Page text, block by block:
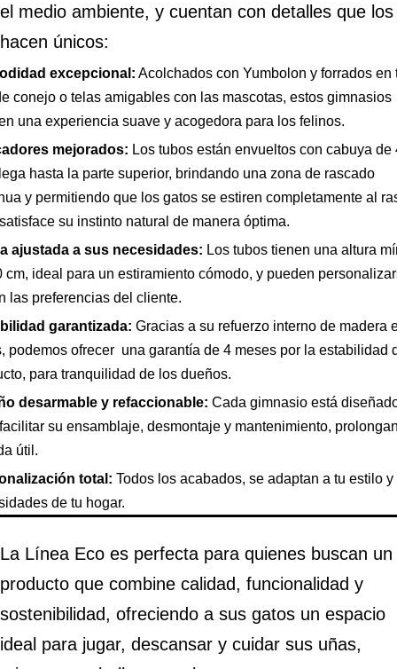
el medio ambiente, y cuentan con detalles que los
hacen únicos:
excepcional: Acolchados con Yumbolon y forrados en
conejo o telas amigables con las mascotas, estos gimnasios
una experiencia suave y acogedora para los felinos.
mejorados: Los tubos están envueltos con cabuya de
hasta la parte superior, brindando una zona de rascado
y permitiendo que los gatos se estiren completamente al
su instinto natural de manera óptima.
ajustada a sus necesidades: Los tubos tienen una altura
cm, ideal para un estiramiento cómodo, y pueden
las preferencias del cliente.
garantizada: Gracias a su refuerzo interno de madera
podemos ofrecer una garantía de 4 meses por la estabilidad
para tranquilidad de los dueños.
desarmable y refaccionable: Cada gimnasio está
su ensamblaje, desmontaje y mantenimiento,
útil.
total: Todos los acabados, se adaptan a tu estilo y
de tu hogar.
La Línea Eco es perfecta para quienes buscan un
producto que combine calidad, funcionalidad y
sostenibilidad, ofreciendo a sus gatos un espacio
ideal para jugar, descansar y cuidar sus uñas,